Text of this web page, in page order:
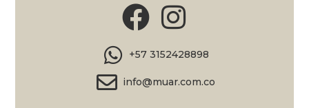
+57 3152428898
info@muar.com.co